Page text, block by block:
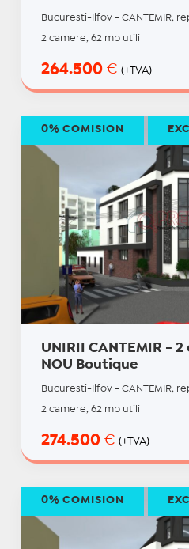
Bucuresti-Ilfov - CANTEMIR,
2 camere, 62 mp utili
264.500 € (+TVA)
UNIRII CANTEMIR -
NOU Boutique
Bucuresti-Ilfov - CANTEMIR,
2 camere, 62 mp utili
274.500 € (+TVA)
0% COMISION
0% COMISION